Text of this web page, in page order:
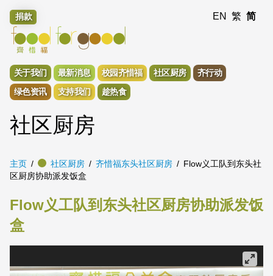
捐款 EN 繁 简
关于我们 最新消息 校园齐惜福 社区厨房
齐行动
绿色资讯
支持我们 趁热食
社区厨房
主页 社区厨房 齐惜福东头社区厨房
Flow义工队到东头社
区厨房协助派发饭盒
Flow义工队到东头社区厨房协助派发饭
盒